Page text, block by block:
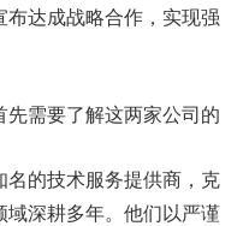
达成战略合作，实现强
需要了解这两家公司的
名的技术服务提供商，克
域深耕多年。他们以严谨